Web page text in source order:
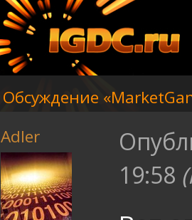
Обсуждение
Adler
19:58